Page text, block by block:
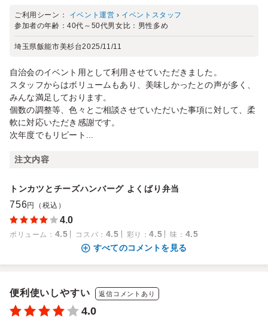
ご利用シーン： イベント運営 › イベントスタッフ
参加者の年齢：40代～50代男女比： 男性多め
埼玉県飯能市美杉台2025/11/11
自治会のイベント用として利用させていただきました。
スタッフからはボリュームもあり、美味しかったとの声が多く、
みんな満足しております。
個数の調整等、色々とご相談させていただいた事項に対して、柔
軟に対応いただき感謝です。
次年度でもリピート...
注文内容
トンカツとチーズハンバーグ よくばり弁当
756円（税込）
4.0
ボリューム ： 4.5 コスパ ： 4.5 彩り ：4.5 味 ： 4.5
すべてのコメントを見る
便利使いしやすい 返信コメントあり
4.0